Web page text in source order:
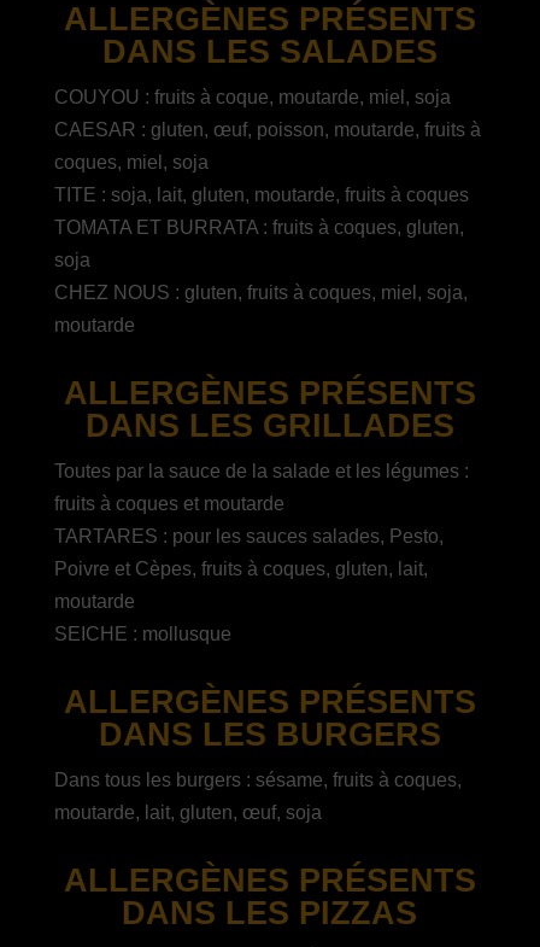
ALLERGÈNES PRÉSENTS
DANS LES SALADES
COUYOU : fruits à coque, moutarde, miel, soja
CAESAR : gluten, œuf, poisson, moutarde, fruits à
coques, miel, soja
TITE : soja, lait, gluten, moutarde, fruits à coques
TOMATA ET BURRATA : fruits à coques, gluten,
soja
CHEZ NOUS : gluten, fruits à coques, miel, soja,
moutarde
ALLERGÈNES PRÉSENTS
DANS LES GRILLADES
Toutes par la sauce de la salade et les légumes :
fruits à coques et moutarde
TARTARES : pour les sauces salades, Pesto,
Poivre et Cèpes, fruits à coques, gluten, lait,
moutarde
SEICHE : mollusque
ALLERGÈNES PRÉSENTS
DANS LES BURGERS
Dans tous les burgers : sésame, fruits à coques,
moutarde, lait, gluten, œuf, soja
ALLERGÈNES PRÉSENTS
DANS LES PIZZAS